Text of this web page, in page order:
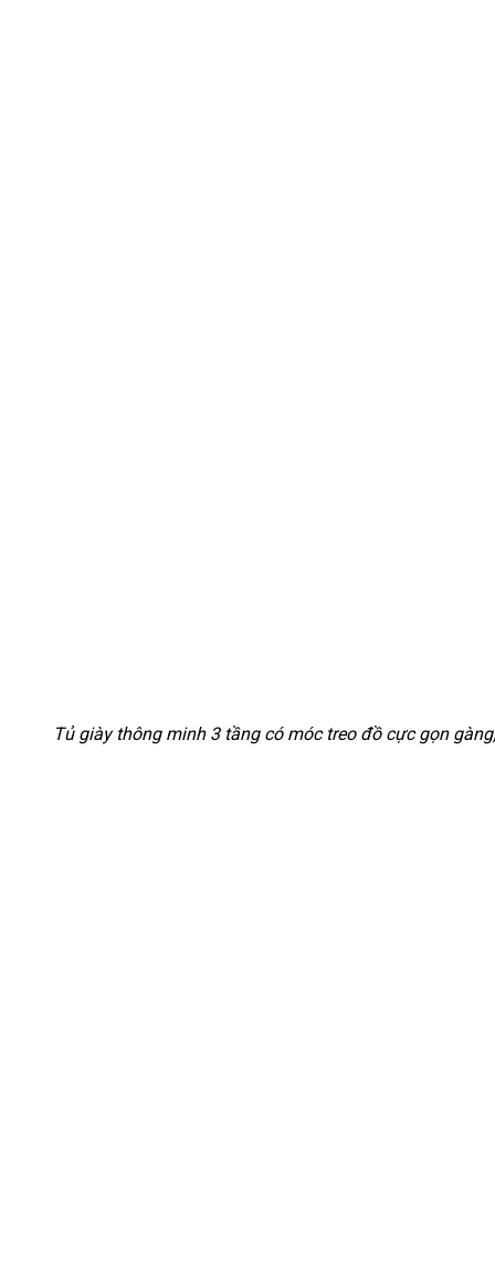
Tủ giày thông minh 3 tầng có móc treo đồ cực gọn